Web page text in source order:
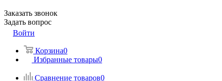
Заказать звонок
Задать вопрос
Войти
Корзина0
Избранные товары0
Сравнение товаров0